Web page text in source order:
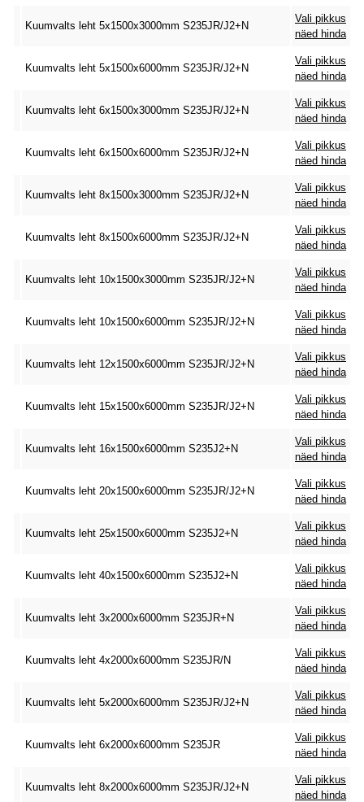
Kuumvalts leht 5x1500x3000mm S235JR/J2+N
Vali pikkus
näed hinda
Kuumvalts leht 5x1500x6000mm S235JR/J2+N
Vali pikkus
näed hinda
Kuumvalts leht 6x1500x3000mm S235JR/J2+N
Vali pikkus
näed hinda
Kuumvalts leht 6x1500x6000mm S235JR/J2+N
Vali pikkus
näed hinda
Kuumvalts leht 8x1500x3000mm S235JR/J2+N
Vali pikkus
näed hinda
Kuumvalts leht 8x1500x6000mm S235JR/J2+N
Vali pikkus
näed hinda
Kuumvalts leht 10x1500x3000mm S235JR/J2+N
Vali pikkus
näed hinda
Kuumvalts leht 10x1500x6000mm S235JR/J2+N
Vali pikkus
näed hinda
Kuumvalts leht 12x1500x6000mm S235JR/J2+N
Vali pikkus
näed hinda
Kuumvalts leht 15x1500x6000mm S235JR/J2+N
Vali pikkus
näed hinda
Kuumvalts leht 16x1500x6000mm S235J2+N
Vali pikkus
näed hinda
Kuumvalts leht 20x1500x6000mm S235JR/J2+N
Vali pikkus
näed hinda
Kuumvalts leht 25x1500x6000mm S235J2+N
Vali pikkus
näed hinda
Kuumvalts leht 40x1500x6000mm S235J2+N
Vali pikkus
näed hinda
Kuumvalts leht 3x2000x6000mm S235JR+N
Vali pikkus
näed hinda
Kuumvalts leht 4x2000x6000mm S235JR/N
Vali pikkus
näed hinda
Kuumvalts leht 5x2000x6000mm S235JR/J2+N
Vali pikkus
näed hinda
Kuumvalts leht 6x2000x6000mm S235JR
Vali pikkus
näed hinda
Kuumvalts leht 8x2000x6000mm S235JR/J2+N
Vali pikkus
näed hinda